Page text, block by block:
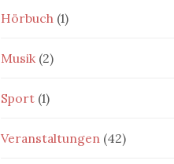
Hörbuch (1)
Musik (2)
Sport (1)
Veranstaltungen (42)